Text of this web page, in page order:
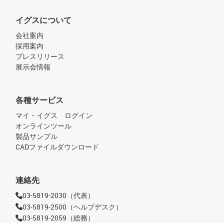
イグスについて
会社案内
採用案内
プレスリリース
展示会情報
各種サービス
マイ・イグス ログイン
オンラインツール
製品サンプル
CADファイルダウンロード
連絡先
03-5819-2030（代表）
03-5819-2500（ヘルプデスク）
03-5819-2059（総務）